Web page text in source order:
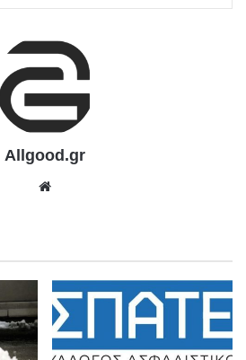
Allgood.gr